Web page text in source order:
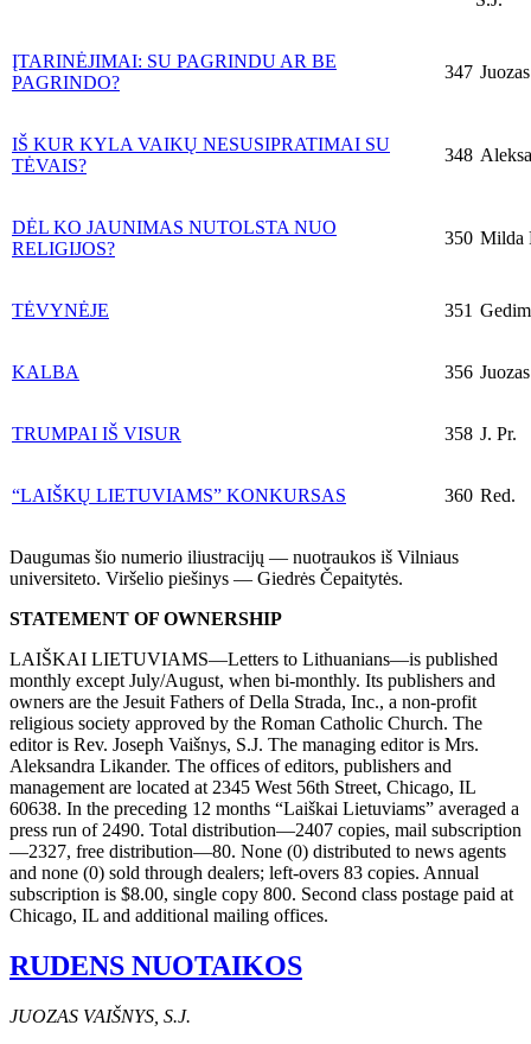
ĮTARINĖJIMAI: SU PAGRINDU AR BE
PAGRINDO?
347
IŠ KUR KYLA VAIKŲ NESUSIPRATIMAI SU
TĖVAIS?
348
DĖL KO JAUNIMAS NUTOLSTA NUO
RELIGIJOS?
350 Milda
TĖVYNĖJE 351
KALBA 356
TRUMPAI IŠ VISUR 358 J. Pr.
“LAIŠKŲ LIETUVIAMS” KONKURSAS 360 Red.
Daugumas šio numerio iliustracijų — nuotraukos iš Vilniaus
universiteto. Viršelio piešinys — Giedrės Čepaitytės.
STATEMENT OF OWNERSHIP
LAIŠKAI LIETUVIAMS—Letters to Lithuanians—is published
monthly except July/August, when bi-monthly. Its publishers and
owners are the Jesuit Fathers of Della Strada, Inc., a non-profit
religious society approved by the Roman Catholic Church. The
editor is Rev. Joseph Vaišnys, S.J. The managing editor is Mrs.
Aleksandra Likander. The offices of editors, publishers and
management are located at 2345 West 56th Street, Chicago, IL
60638. In the preceding 12 months “Laiškai Lietuviams” averaged a
press run of 2490. Total distribution—2407 copies, mail subscription
—2327, free distribution—80. None (0) distributed to news agents
and none (0) sold through dealers; left-overs 83 copies. Annual
subscription is $8.00, single copy 800. Second class postage paid at
Chicago, IL and additional mailing offices.
RUDENS NUOTAIKOS
JUOZAS VAIŠNYS, S.J.